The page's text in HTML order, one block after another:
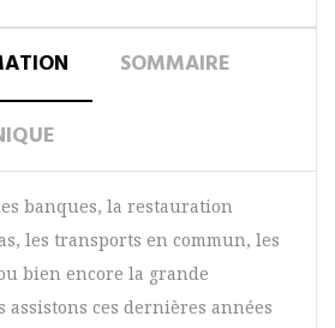
SOMMAIRE
banques, la restauration
les transports en commun, les
bien encore la grande
ces dernières années